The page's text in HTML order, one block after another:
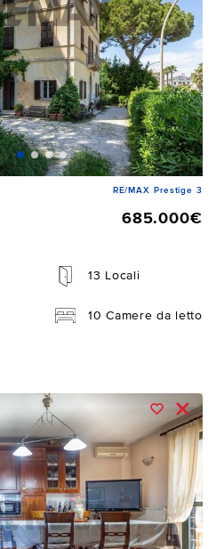
RE/MAX Prestige 3
685.000€
13 Locali
10 Camere da letto